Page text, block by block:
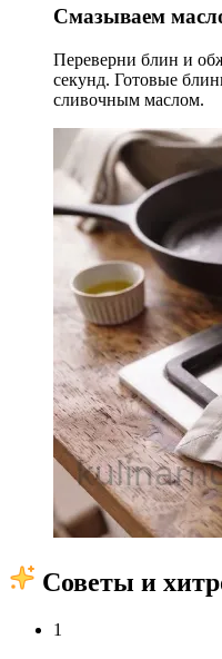
Смазываем
Переверни блин и
секунд. Готовые
сливочным маслом.
Советы и
1